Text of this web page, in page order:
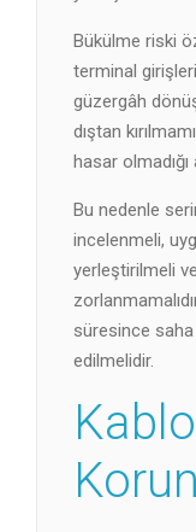
Bükülme riski
terminal
güzergâh
dıştan
hasar
Bu nedenle
incelenmeli,
yerleştirilmeli
süresince
edilmelidir.
Kablo